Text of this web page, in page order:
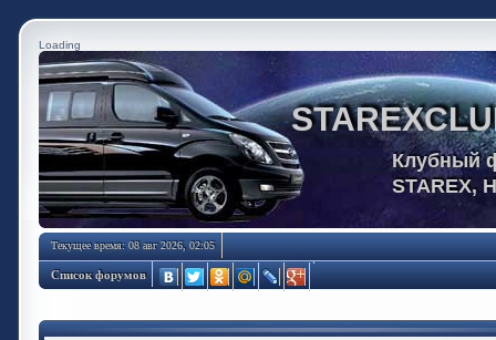
Loading
Клубный
STAREX,
Текущее время: 08 авг 2026, 02:05
Список форумов